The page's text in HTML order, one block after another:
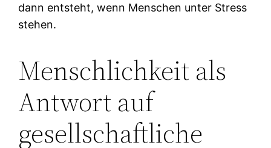
dann entsteht, wenn Menschen unter Stress
stehen.
Menschlichkeit als
Antwort auf
gesellschaftliche